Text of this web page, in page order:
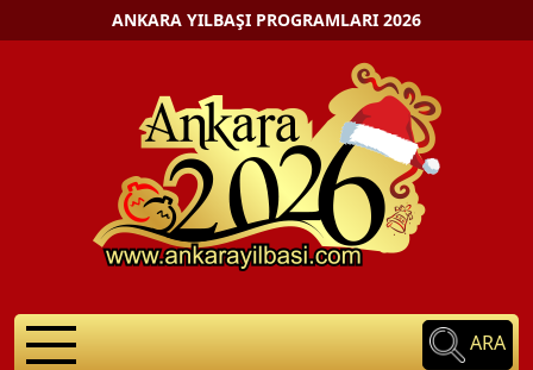
ANKARA YILBAŞI PROGRAMLARI 2026
ARA